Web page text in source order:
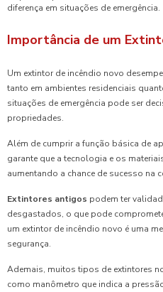
diferença em situações de emergência.
Importância de um
Um extintor de incêndio novo
tanto em ambientes residenciais
situações de emergência pode ser
propriedades.
Além de cumprir a função básica de
garante que a tecnologia e os
aumentando a chance de sucesso na
Extintores antigos podem ter
desgastados, o que pode
um extintor de incêndio novo é uma
segurança.
Ademais, muitos tipos de extintores
como manômetro que indica a